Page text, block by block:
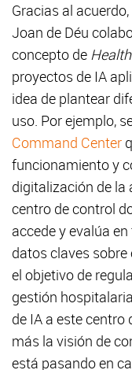
Gracias al
Joan de Déu
concepto de
proyectos de IA
idea de plantear
uso. Por ejemplo,
Command Center
funcionamiento y
digitalización de la
centro de control
accede y evalúa
datos claves
el objetivo de
gestión
de IA a este
más la visión de
está pasando en